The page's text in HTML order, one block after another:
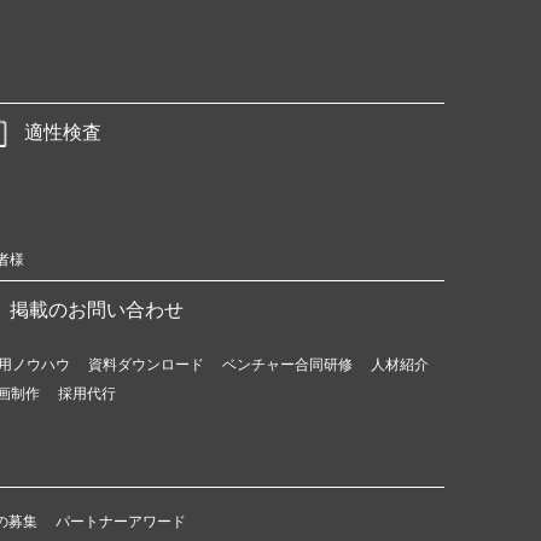
適性検査
様
掲載のお問い合わせ
ノウハウ 資料ダウンロード ベンチャー合同研修
人材紹介
制作
採用代行
募集 パートナーアワード